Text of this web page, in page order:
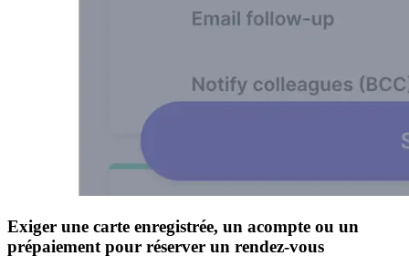
Exiger une carte enregistrée, un acompte ou un
prépaiement pour réserver un rendez-vous